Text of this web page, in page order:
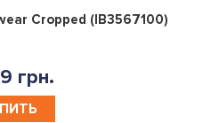
0
Cropped (IB3567100)
грн.